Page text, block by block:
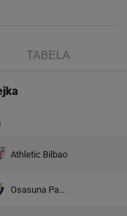
TABELA
Athletic Bilbao
Osasuna Pampeluna